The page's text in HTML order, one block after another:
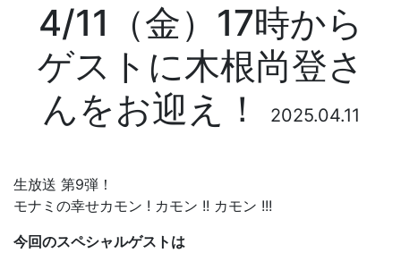
4/11（金）17時から
ゲストに木根尚登さ
んをお迎え！
2025.04.11
生放送 第9弾！
モナミの幸せカモン ! カモン !! カモン !!!
今回のスペシャルゲストは